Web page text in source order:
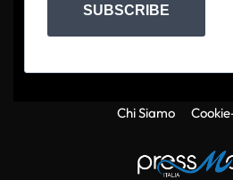
SUBSCRIBE
Chi Siamo